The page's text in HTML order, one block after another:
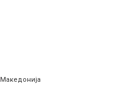
Македонија